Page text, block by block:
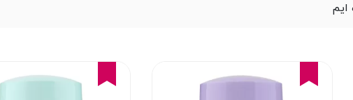
ایم